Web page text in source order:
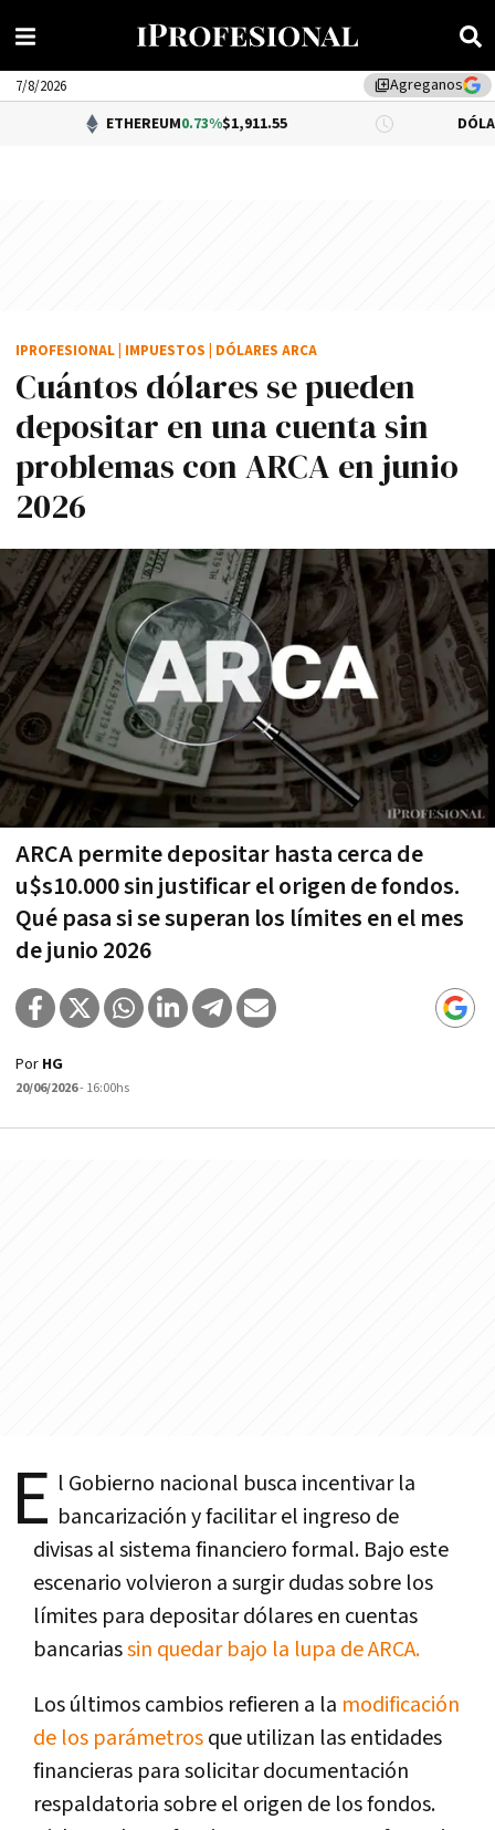
library_addAgreganos
7/8/2026
ETHEREUM0.73%$1,911.55 DÓLAR BNA 0.34%
Cuántos dólares se pueden
depositar en una cuenta sin
problemas con ARCA en junio
2026
ARCA permite depositar hasta cerca de
u$s10.000 sin justificar el origen de fondos.
Qué pasa si se superan los límites en el mes
de junio 2026
IPROFESIONAL IMPUESTOS DÓLARES ARCA
Por HG
20/06/2026- 16:00hs
E l Gobierno nacional busca incentivar la
bancarización y facilitar el ingreso de
divisas al sistema financiero formal. Bajo este
escenario volvieron a surgir dudas sobre los
límites para depositar dólares en cuentas
bancariassin quedar bajo la lupa de ARCA.
Los últimos cambios refieren a la modificación
de los parámetrosque utilizan las entidades
financieras para solicitar documentación
respaldatoria sobre el origen de los fondos.